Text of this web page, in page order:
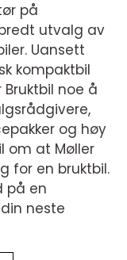
på
utvalg av
Uansett
kompaktbil
Bruktbil noe å
og høy
om at Møller
for en bruktbil.
på en
neste